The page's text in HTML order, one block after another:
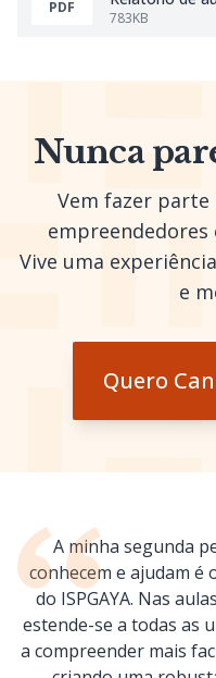
PDF
783KB
Nunca
Vem fazer parte
empreendedores
Vive uma
e
Quero
A minha segunda
conhecem e ajudam é
do ISPGAYA. Nas
estende-se a todas as
a compreender mais